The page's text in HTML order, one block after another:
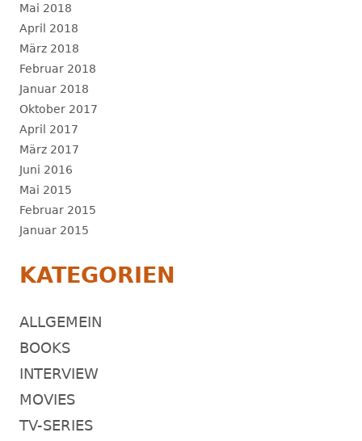
Mai 2018
April 2018
März 2018
Februar 2018
Januar 2018
Oktober 2017
April 2017
März 2017
Juni 2016
Mai 2015
Februar 2015
Januar 2015
KATEGORIEN
ALLGEMEIN
BOOKS
INTERVIEW
MOVIES
TV-SERIES